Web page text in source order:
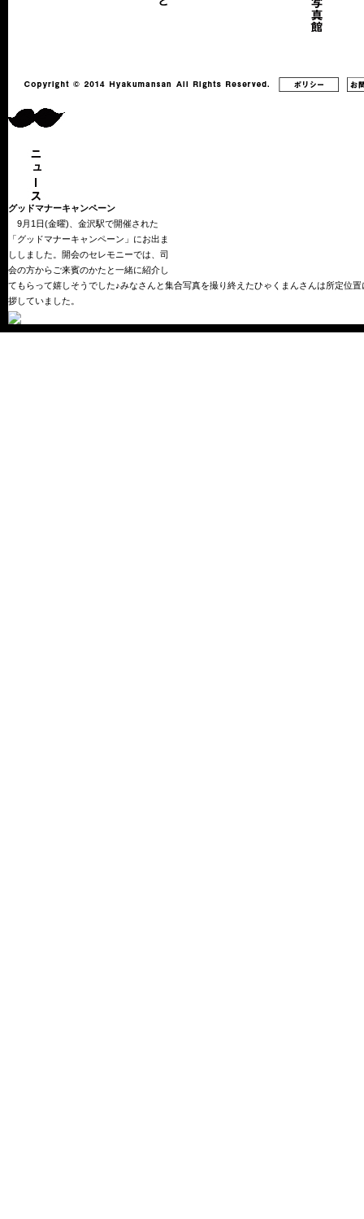
グッドマナーキャンペーン
9月1日(金曜)、金沢駅で開催された
「グッドマナーキャンペーン」にお出ま
ししました。開会のセレモニーでは、司
会の方からご来賓のかたと一緒に紹介し
てもらって嬉しそうでした♪みなさんと集合写真を撮り終えたひゃくまんさんは所定位
拶していました。